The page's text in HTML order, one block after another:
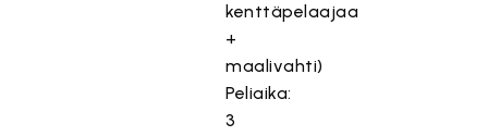
kenttäpelaajaa
+
maalivahti)
Peliaika:
3